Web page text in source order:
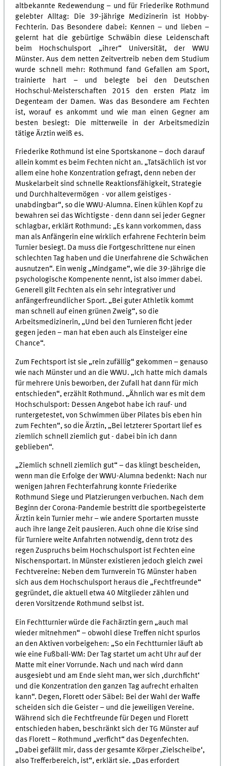
altbekannte Redewendung – und für Friederike Rothmund
gelebter Alltag: Die 39-jährige Medizinerin ist Hobby-
Fechterin. Das Besondere dabei: Kennen – und lieben –
gelernt hat die gebürtige Schwäbin diese Leidenschaft
beim Hochschulsport „ihrer“ Universität, der WWU
Münster. Aus dem netten Zeitvertreib neben dem Studium
wurde schnell mehr: Rothmund fand Gefallen am Sport,
trainierte hart – und belegte bei den Deutschen
Hochschul-Meisterschaften 2015 den ersten Platz im
Degenteam der Damen. Was das Besondere am Fechten
ist, worauf es ankommt und wie man einen Gegner am
besten besiegt: Die mitterweile in der Arbeitsmedizin
tätige Ärztin weiß es.
Friederike Rothmund ist eine Sportskanone – doch darauf
allein kommt es beim Fechten nicht an. „Tatsächlich ist vor
allem eine hohe Konzentration gefragt, denn neben der
Muskelarbeit sind schnelle Reaktionsfähigkeit, Strategie
und Durchhaltevermögen - vor allem geistiges -
unabdingbar“, so die WWU-Alumna. Einen kühlen Kopf zu
bewahren sei das Wichtigste - denn dann sei jeder Gegner
schlagbar, erklärt Rothmund: „Es kann vorkommen, dass
man als Anfängerin eine wirklich erfahrene Fechterin beim
Turnier besiegt. Da muss die Fortgeschrittene nur einen
schlechten Tag haben und die Unerfahrene die Schwächen
ausnutzen“. Ein wenig „Mindgame“, wie die 39-Jährige die
psychologische Kompenente nennt, ist also immer dabei.
Generell gilt Fechten als ein sehr integrativer und
anfängerfreundlicher Sport. „Bei guter Athletik kommt
man schnell auf einen grünen Zweig“, so die
Arbeitsmedizinerin, „Und bei den Turnieren ficht jeder
gegen jeden – man hat eben auch als Einsteiger eine
Chance“.
Zum Fechtsport ist sie „rein zufällig“ gekommen – genauso
wie nach Münster und an die WWU. „Ich hatte mich damals
für mehrere Unis beworben, der Zufall hat dann für mich
entschieden“, erzählt Rothmund. „Ähnlich war es mit dem
Hochschulsport: Dessen Angebot habe ich rauf- und
runtergetestet, von Schwimmen über Pilates bis eben hin
zum Fechten“, so die Ärztin, „Bei letzterer Sportart lief es
ziemlich schnell ziemlich gut - dabei bin ich dann
geblieben“.
„Ziemlich schnell ziemlich gut“ – das klingt bescheiden,
wenn man die Erfolge der WWU-Alumna bedenkt: Nach nur
wenigen Jahren Fechterfahrung konnte Friederike
Rothmund Siege und Platzierungen verbuchen. Nach dem
Beginn der Corona-Pandemie bestritt die sportbegeisterte
Ärztin kein Turnier mehr – wie andere Sportarten musste
auch ihre lange Zeit pausieren. Auch ohne die Krise sind
für Turniere weite Anfahrten notwendig, denn trotz des
regen Zuspruchs beim Hochschulsport ist Fechten eine
Nischensportart. In Münster existieren jedoch gleich zwei
Fechtvereine: Neben dem Turnverein TG Münster haben
sich aus dem Hochschulsport heraus die „Fechtfreunde“
gegründet, die aktuell etwa 40 Mitglieder zählen und
deren Vorsitzende Rothmund selbst ist.
Ein Fechtturnier würde die Fachärztin gern „auch mal
wieder mitnehmen“ – obwohl diese Treffen nicht spurlos
an den Aktiven vorbeigehen: „So ein Fechtturnier läuft ab
wie eine Fußball-WM: Der Tag startet um acht Uhr auf der
Matte mit einer Vorrunde. Nach und nach wird dann
ausgesiebt und am Ende sieht man, wer sich ‚durchficht‘
und die Konzentration den ganzen Tag aufrecht erhalten
kann“. Degen, Florett oder Säbel: Bei der Wahl der Waffe
scheiden sich die Geister – und die jeweiligen Vereine.
Während sich die Fechtfreunde für Degen und Florett
entschieden haben, beschränkt sich der TG Münster auf
das Florett – Rothmund „verficht“ das Degenfechten.
„Dabei gefällt mir, dass der gesamte Körper ‚Zielscheibe‘,
also Trefferbereich, ist“, erklärt sie. „Das erfordert